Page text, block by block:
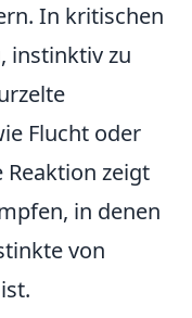
In kritischen
instinktiv zu
Flucht oder
zeigt
in denen
von